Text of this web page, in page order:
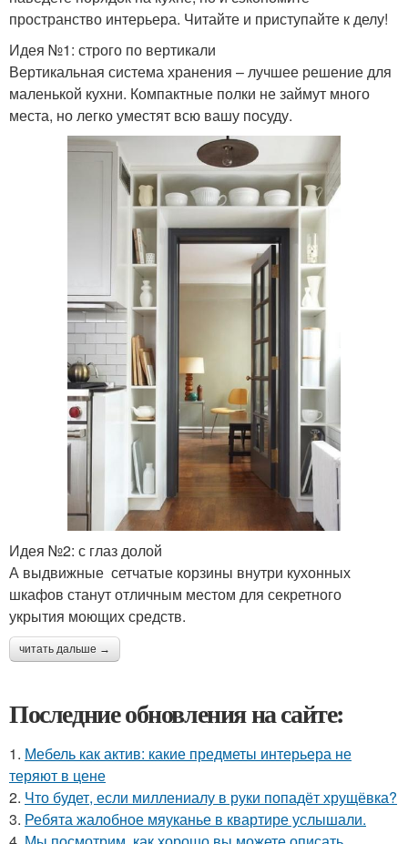
пространство интерьера. Читайте и приступайте к делу!
Идея №1: строго по вертикали
Вертикальная система хранения – лучшее решение для
маленькой кухни. Компактные полки не займут много
места, но легко уместят всю вашу посуду.
Идея №2: с глаз долой
А выдвижные сетчатые корзины внутри кухонных
шкафов станут отличным местом для секретного
укрытия моющих средств.
читать дальше →
Последние обновления на сайте:
1. Мебель как актив: какие предметы интерьера не
теряют в цене
2. Что будет, если миллениалу в руки попадёт хрущёвка?
3. Ребята жалобное мяуканье в квартире услышали.